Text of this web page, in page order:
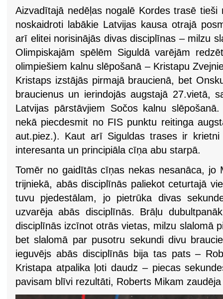
Aizvadītajā nedēļas nogalē Kordes trasē
noskaidroti labākie Latvijas kausa otrajā
arī elitei norisinājās divas disciplīnas – milzu
Olimpiskajām spēlēm Siguldā varējām
olimpiešiem kalnu slēpošanā – Kristapu
Kristaps izstājās pirmajā braucienā, bet
braucienus un ierindojās augstajā 27.vietā,
Latvijas pārstāvjiem Sočos kalnu
nekā piecdesmit no FIS punktu reitinga
aut.piez.). Kaut arī Siguldas trases ir
interesanta un principiāla cīņa abu starpā.
Tomēr no gaidītās cīņas nekas nesanāca, jo
trijniekā, abās disciplīnās paliekot ceturtajā
tuvu pjedestālam, jo pietrūka divas
uzvarēja abās disciplīnās. Brāļu
disciplīnās izcīnot otrās vietas, milzu slalomā
bet slalomā par pusotru sekundi divu
ieguvējs abās disciplīnās bija tas pats –
Kristapa atpalika ļoti daudz – piecas
pavisam blīvi rezultāti, Roberts Mikam